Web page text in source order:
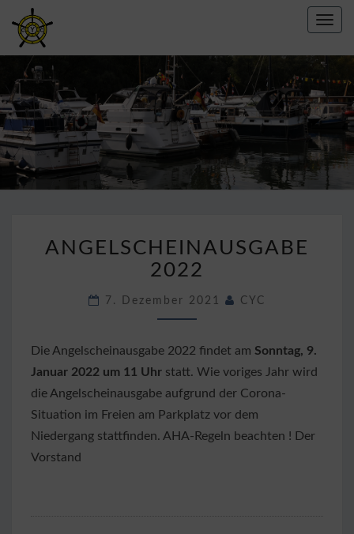
CREFELDER
YACHT
CLUB E.V.
2022
ANGELSCHEINAUSGABE
2022
7. Dezember 2021 CYC
Die Angelscheinausgabe 2022 findet am Sonntag, 9.
Januar 2022 um 11 Uhr statt. Wie voriges Jahr wird
die Angelscheinausgabe aufgrund der Corona-
Situation im Freien am Parkplatz vor dem
Niedergang stattfinden. AHA-Regeln beachten ! Der
Vorstand